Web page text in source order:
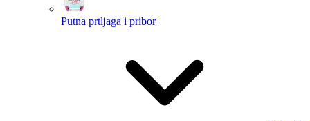
Putna prtljaga i pribor